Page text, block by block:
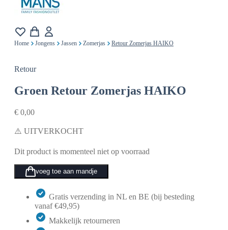
Home Jongens Jassen Zomerjas Retour Zomerjas HAIKO
Retour
Groen Retour Zomerjas HAIKO
€ 0,00
⚠️ UITVERKOCHT
Dit product is momenteel niet op voorraad
voeg toe aan mandje
Gratis verzending in NL en BE (bij besteding
vanaf €49,95)
Makkelijk retourneren